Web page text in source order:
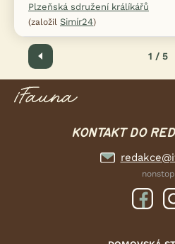
Plzeňská sdružení králíkářů
(založil Simír24)
Předchozí 1 / 5
KONTAKT DO
nonstop